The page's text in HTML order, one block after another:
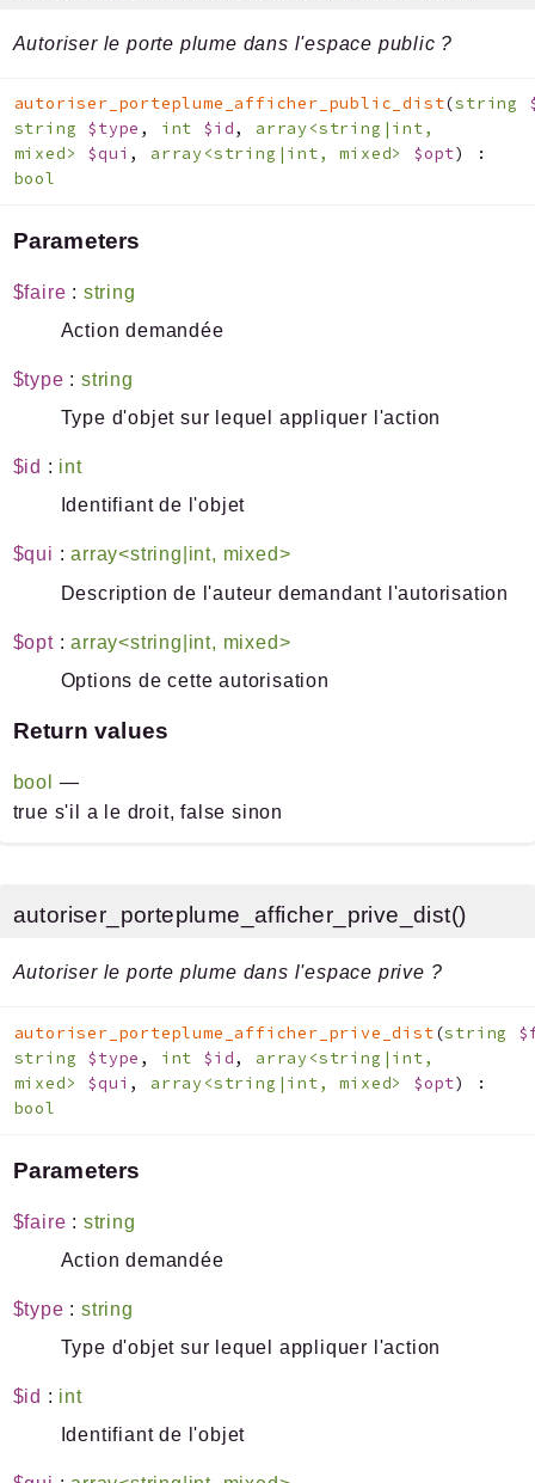
Autoriser le porte plume dans l'espace public ?
autoriser_porteplume_afficher_public_dist(string
string $type , int $id, array<string|int,
mixed> $qui , array<string|int, mixed> $opt)
:
bool
Parameters
$faire : string
Action demandée
$type :string
Type d'objet sur lequel appliquer l'action
$id : int
Identifiant de l'objet
$qui :array<string|int, mixed>
Description de l'auteur demandant l'autorisation
$opt:array<string|int, mixed>
Options de cette autorisation
Return values
bool
—
true s'il a le droit, false sinon
autoriser_porteplume_afficher_prive_dist()
Autoriser le porte plume dans l'espace prive ?
autoriser_porteplume_afficher_prive_dist(string
string $type , int $id, array<string|int,
mixed> $qui , array<string|int, mixed> $opt)
:
bool
Parameters
$faire : string
Action demandée
$type :string
Type d'objet sur lequel appliquer l'action
$id : int
Identifiant de l'objet